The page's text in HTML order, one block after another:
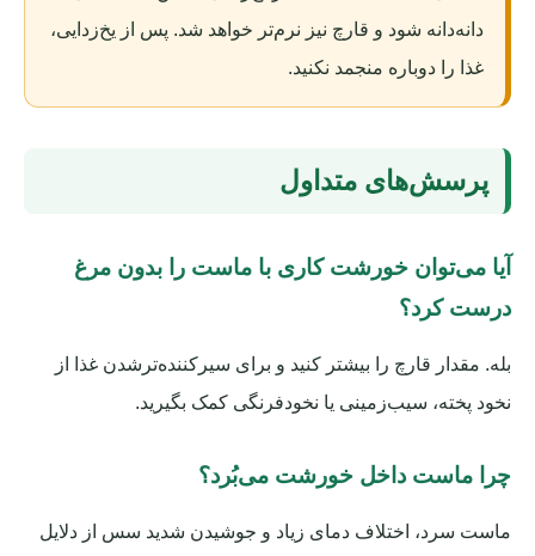
دانه‌دانه شود و قارچ نیز نرم‌تر خواهد شد. پس از یخ‌زدایی،
غذا را دوباره منجمد نکنید.
پرسش‌های متداول
آیا می‌توان خورشت کاری با ماست را بدون مرغ
درست کرد؟
بله. مقدار قارچ را بیشتر کنید و برای سیرکننده‌ترشدن غذا از
نخود پخته، سیب‌زمینی یا نخودفرنگی کمک بگیرید.
چرا ماست داخل خورشت می‌بُرد؟
ماست سرد، اختلاف دمای زیاد و جوشیدن شدید سس از دلایل